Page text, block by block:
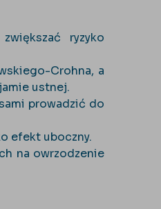
ryzyko
Crohna, a
ustnej.
prowadzić do
efekt uboczny.
na owrzodzenie